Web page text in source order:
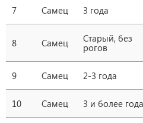
7 Самец 3 года
8 Самец
Старый, без
рогов
9 Самец 2-3 года
10 Самец 3 и более года